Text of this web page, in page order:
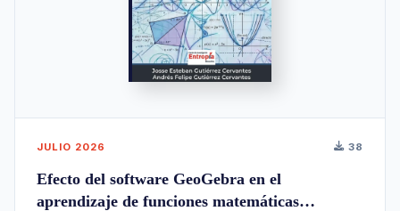
JULIO 2026 38
Efecto del software GeoGebra en el
aprendizaje de funciones matemáticas